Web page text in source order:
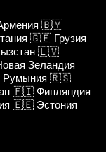
🇧🇾
🇬🇪 Грузия
🇱🇻
Зеландия
Румыния 🇷🇸
🇫🇮 Финляндия
🇪🇪 Эстония